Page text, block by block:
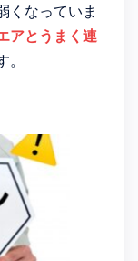
くなっていま
アとうまく連
。